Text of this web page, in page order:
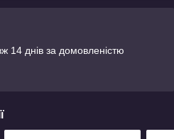
14 днів за домовленістю